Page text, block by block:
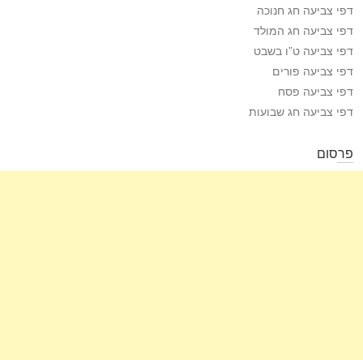
דפי צביעה חג חנוכה
דפי צביעה חג המולד
דפי צביעה ט”ו בשבט
דפי צביעה פורים
דפי צביעה פסח
דפי צביעה חג שבועות
פרסום